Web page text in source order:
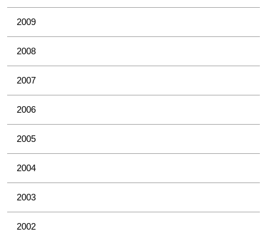
2009
2008
2007
2006
2005
2004
2003
2002